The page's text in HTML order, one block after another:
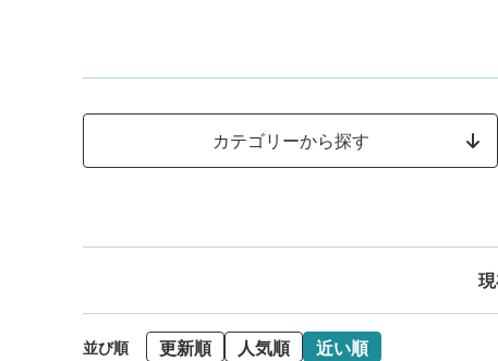
カテゴリーから探す
並び順 更新順 人気順 近い順